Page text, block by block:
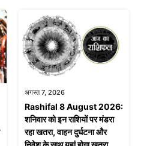
अगस्त 7, 2026
Rashifal 8 August 2026:
शनिवार को इन राशियों पर मंडरा
रहा खतरा, वाहन दुर्घटना और